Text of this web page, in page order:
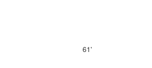
61'